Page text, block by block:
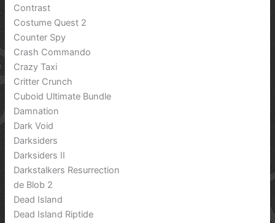
Contrast
Costume Quest 2
Counter Spy
Crash Commando
Crazy Taxi
Critter Crunch
Cuboid Ultimate Bundle
Damnation
Dark Void
Darksiders
Darksiders II
Darkstalkers Resurrection
de Blob 2
Dead Island
Dead Island Riptide